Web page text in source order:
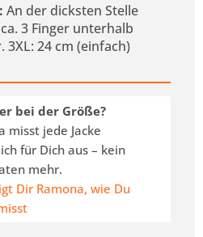
An der dicksten Stelle
3 Finger unterhalb
3XL: 24 cm (einfach)
bei der Größe?
misst jede Jacke
für Dich aus – kein
mehr.
Dir Ramona, wie Du